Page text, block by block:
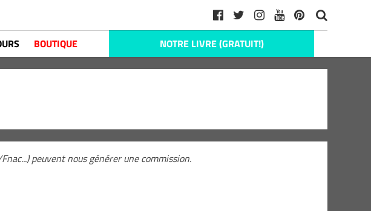
BOUTIQUE NOTRE LIVRE (GRATUIT!)
peuvent nous générer une commission.